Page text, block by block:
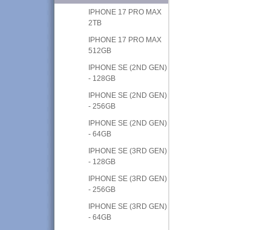
IPHONE 17 PRO MAX
2TB
IPHONE 17 PRO MAX
512GB
IPHONE SE (2ND GEN)
- 128GB
IPHONE SE (2ND GEN)
- 256GB
IPHONE SE (2ND GEN)
- 64GB
IPHONE SE (3RD GEN)
- 128GB
IPHONE SE (3RD GEN)
- 256GB
IPHONE SE (3RD GEN)
- 64GB